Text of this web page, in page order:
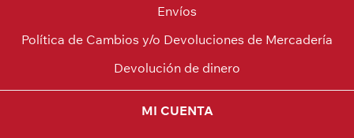
Envíos
Política de Cambios y/o Devoluciones de Mercadería
Devolución de dinero
MI CUENTA